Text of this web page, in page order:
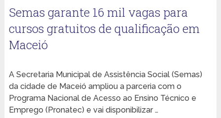
Semas garante 16 mil vagas para
cursos gratuitos de qualificação em
Maceió
A Secretaria Municipal de Assistência Social (Semas)
da cidade de Maceió ampliou a parceria com o
Programa Nacional de Acesso ao Ensino Técnico e
Emprego (Pronatec) e vai disponibilizar …